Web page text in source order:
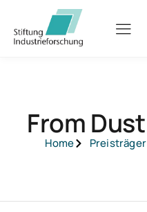
From
Home Preisträger